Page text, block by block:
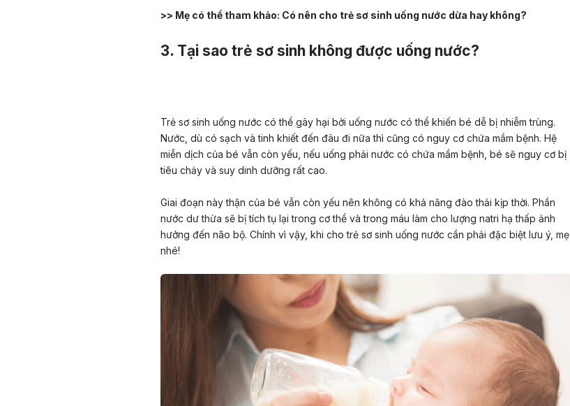
>> Mẹ có thể tham khảo: Có nên cho trẻ sơ sinh uống nước dừa hay không?
3. Tại sao trẻ sơ sinh không được uống nước?
Trẻ sơ sinh uống nước có thể gây hại bởi uống nước có thể khiến bé dễ bị nhiễm trùng.
Nước, dù có sạch và tinh khiết đến đâu đi nữa thì cũng có nguy cơ chứa mầm bệnh. Hệ
miễn dịch của bé vẫn còn yếu, nếu uống phải nước có chứa mầm bệnh, bé sẽ nguy cơ bị
tiêu chảy và suy dinh dưỡng rất cao.
Giai đoạn này thận của bé vẫn còn yếu nên không có khả năng đào thải kịp thời. Phần
nước dư thừa sẽ bị tích tụ lại trong cơ thể và trong máu làm cho lượng natri hạ thấp ảnh
hưởng đến não bộ. Chính vì vậy, khi cho trẻ sơ sinh uống nước cần phải đặc biệt lưu ý, mẹ
nhé!